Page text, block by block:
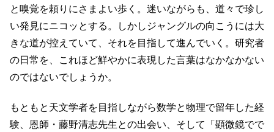
と嗅覚を頼りにさまよい歩く。迷いながらも、道々で珍し
い発見にニコッとする。しかしジャングルの向こうには大
きな道が控えていて、それを目指して進んでいく。研究者
の日常を、これほど鮮やかに表現した言葉はなかなかない
のではないでしょうか。
もともと天文学者を目指しながら数学と物理で留年した経
験、恩師・藤野清志先生との出会い、そして「顕微鏡でで